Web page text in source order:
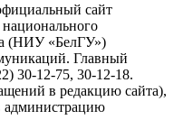
сайт
национального
(НИУ «БелГУ»)
Главный
30-12-75, 30-12-18.
в редакцию сайта),
администрацию